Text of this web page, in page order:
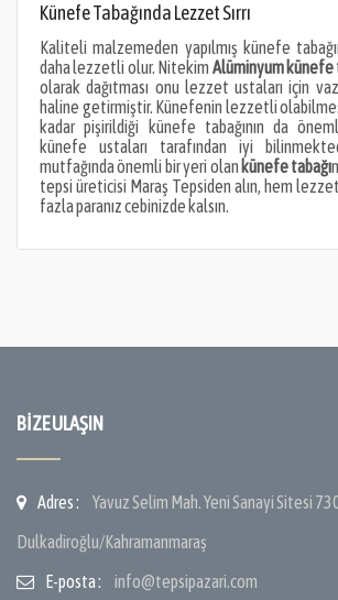
Künefe Tabağında Lezzet Sırrı
Kaliteli malzemeden yapılmış künefe
daha lezzetli olur. Nitekim Alüminyum künefe
olarak dağıtması onu lezzet ustaları için
haline getirmiştir. Künefenin lezzetli
kadar pişirildiği künefe tabağının da
künefe ustaları tarafından iyi
mutfağında önemli bir yeri olan künefe tabağı
tepsi üreticisi Maraş Tepsiden alın, hem
fazla paranız cebinizde kalsın.
BIZE ULAŞIN
Adres :
Yavuz Selim Mah. Yeni Sanayi Sitesi
Dulkadiroğlu/Kahramanmaraş
E-posta :
info@tepsipazari.com